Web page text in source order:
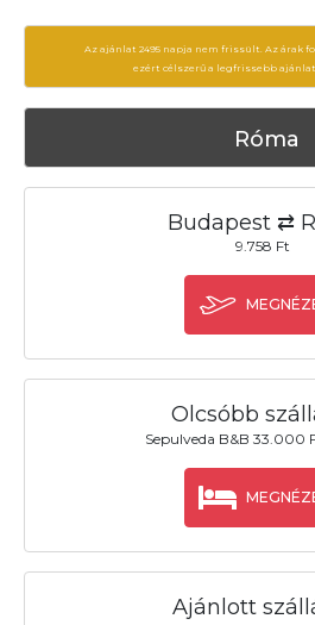
Az ajánlat 2495 napja nem frissült. Az árak
ezért célszerű a legfrissebb
Róma
Budapest ⇄
9.758 Ft
Olcsóbb
Sepulveda B&B 33.000
Ajánlott